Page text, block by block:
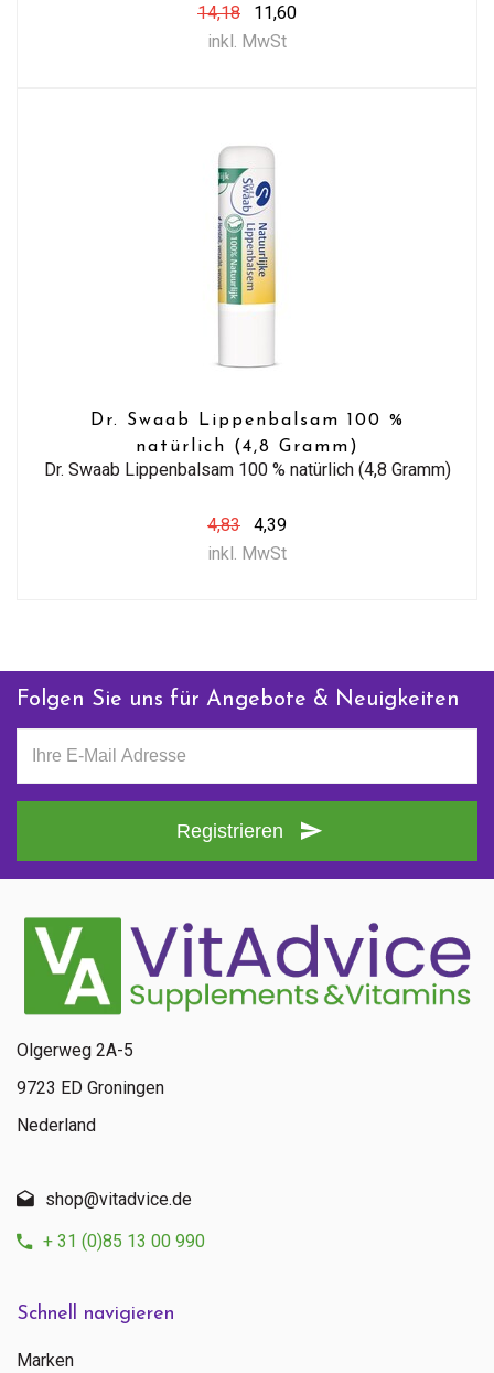
14,18
11,60
inkl. MwSt
Dr. Swaab Lippenbalsam 100 %
natürlich (4,8 Gramm)
Dr. Swaab Lippenbalsam 100 % natürlich (4,8 Gramm)
4,83
4,39
inkl. MwSt
Folgen Sie uns für Angebote & Neuigkeiten
Registrieren
Schnell navigieren
Marken
Olgerweg 2A-5
9723 ED Groningen
Nederland
shop@vitadvice.de
+ 31 (0)85 13 00 990